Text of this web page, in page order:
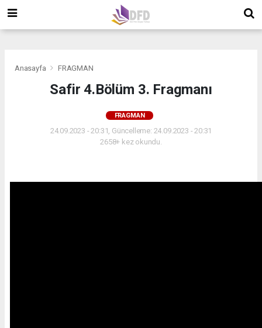
Anasayfa FRAGMAN
Safir 4.Bölüm 3. Fragmanı
FRAGMAN
24.09.2023 - 20:31, Güncelleme: 24.09.2023 - 20:31
2658+ kez okundu.